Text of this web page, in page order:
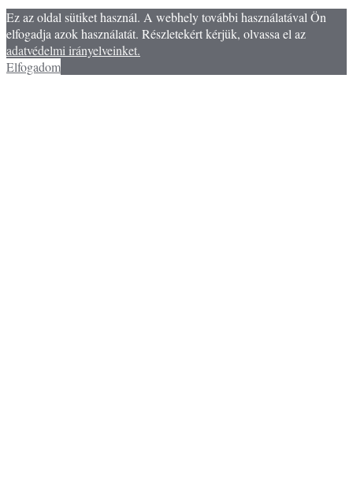
Ez az oldal sütiket használ. A webhely további használatával Ön
elfogadja azok használatát. Részletekért kérjük, olvassa el az
adatvédelmi irányelveinket.
Elfogadom